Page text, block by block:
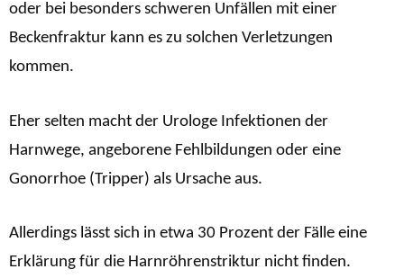
oder bei besonders schweren Unfällen mit einer
Beckenfraktur kann es zu solchen Verletzungen
kommen.
Eher selten macht der Urologe Infektionen der
Harnwege, angeborene Fehlbildungen oder eine
Gonorrhoe (Tripper) als Ursache aus.
Allerdings lässt sich in etwa 30 Prozent der Fälle eine
Erklärung für die Harnröhrenstriktur nicht finden.